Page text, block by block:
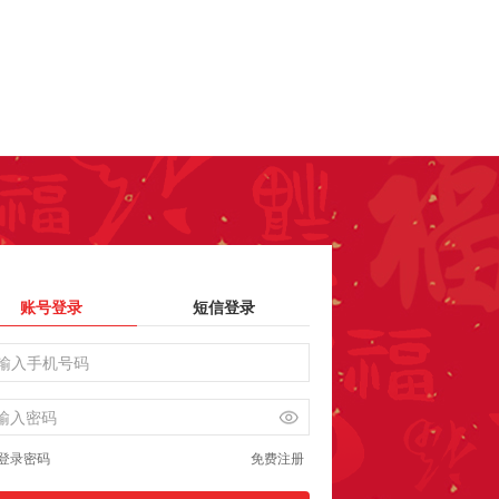
账号登录 短信登录
录密码 免费注册